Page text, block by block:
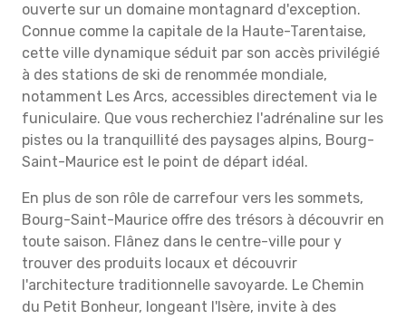
ouverte sur un domaine montagnard d'exception.
Connue comme la capitale de la Haute-Tarentaise,
cette ville dynamique séduit par son accès privilégié
à des stations de ski de renommée mondiale,
notamment Les Arcs, accessibles directement via le
funiculaire. Que vous recherchiez l'adrénaline sur les
pistes ou la tranquillité des paysages alpins, Bourg-
Saint-Maurice est le point de départ idéal.
En plus de son rôle de carrefour vers les sommets,
Bourg-Saint-Maurice offre des trésors à découvrir en
toute saison. Flânez dans le centre-ville pour y
trouver des produits locaux et découvrir
l'architecture traditionnelle savoyarde. Le Chemin
du Petit Bonheur, longeant l'Isère, invite à des